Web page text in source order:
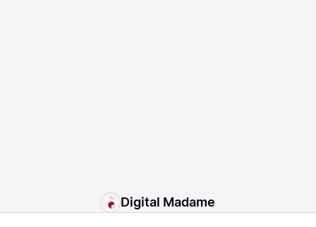
Digital Madame